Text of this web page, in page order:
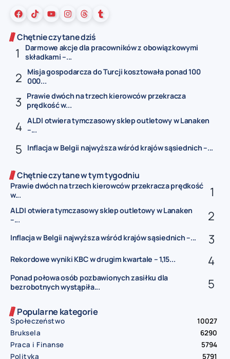
Chętnie czytane dziś
Darmowe akcje dla pracowników z obowiązkowymi
składkami –...
Misja gospodarcza do Turcji kosztowała ponad 100
000...
Prawie dwóch na trzech kierowców przekracza
prędkość w...
ALDI otwiera tymczasowy sklep outletowy w Lanaken
–...
Inflacja w Belgii najwyższa wśród krajów sąsiednich –...
Chętnie czytane w tym tygodniu
Prawie dwóch na trzech kierowców przekracza prędkość
w...
ALDI otwiera tymczasowy sklep outletowy w Lanaken
–...
Inflacja w Belgii najwyższa wśród krajów sąsiednich –...
Rekordowe wyniki KBC w drugim kwartale – 1,15...
Ponad połowa osób pozbawionych zasiłku dla
bezrobotnych wystąpiła...
Popularne kategorie
Społeczeństwo
10027
Bruksela
6290
Praca i Finanse
5794
Polityka
5791